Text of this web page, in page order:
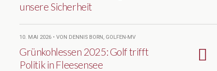
unsere Sicherheit
10. MAI 2026 • VON DENNIS BORN, GOLFEN-MV
Grünkohlessen 2025: Golf trifft
Politik in Fleesensee